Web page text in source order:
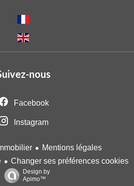
nous
Facebook
Instagram
Mentions légales
Changer ses préférences cookies
Design by
Apimo™